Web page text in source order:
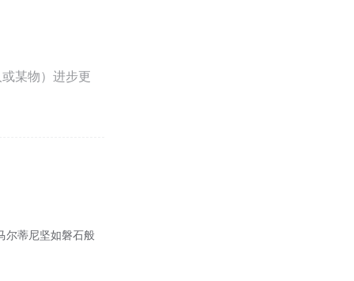
某物）进步更
尔蒂尼坚如磐石般